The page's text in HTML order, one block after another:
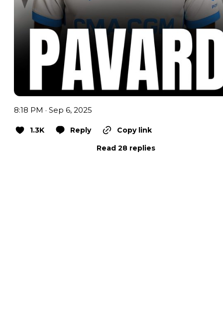
8:18 PM · Sep 6, 2025
1.3K Reply
Copy link
Read 28 replies